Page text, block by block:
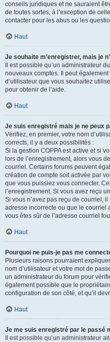
conseils juridiques et ne sauraient
de toutes sortes, à l’exception de
contacter pour les abus ou les
Haut
Je souhaite m’enregistrer, mais je
Il est possible qu’un administrateur
nouveaux comptes. Il peut
d’utilisateur que vous souhaitez
pour obtenir de l’aide.
Haut
Je suis enregistré mais je ne peux
Vérifiez, en premier, votre nom
corrects, il y a deux possibilités :
Si la gestion COPPA est active et si
lors de l’enregistrement, alors vous
courriel. Certains forums peuvent
création de compte soit activée par
que vous puissiez vous connecter.
l’enregistrement. Si vous avez reçu
Si vous n’avez pas reçu de courriel,
adresse incorrecte ou que le courriel
vous êtes sûr de l’adresse courriel
Haut
Pourquoi ne puis-je pas me
Plusieurs raisons pourraient
nom d’utilisateur et votre mot de
un administrateur du forum pour
également possible que le
configuration de son côté, et qu’il
Haut
Je me suis enregistré par le passé
Il est possible qu’un administrateur